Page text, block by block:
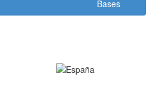
Bases